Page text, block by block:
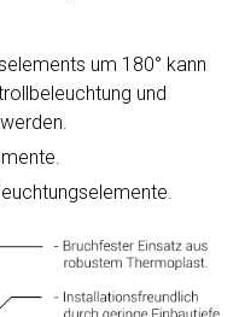
um 180° kann
und